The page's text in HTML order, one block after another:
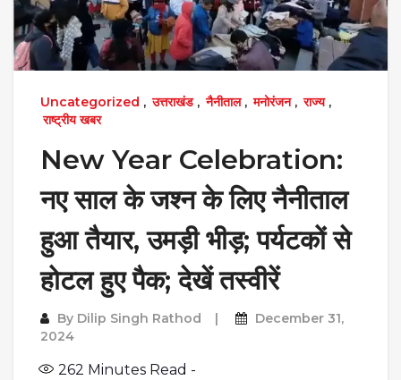
Uncategorized , उत्तराखंड, नैनीताल, मनोरंजन, राज्य,
राष्ट्रीय खबर
New Year Celebration:
नए साल के जश्न के लिए नैनीताल
हुआ तैयार, उमड़ी भीड़; पर्यटकों से
होटल हुए पैक; देखें तस्वीरें
By Dilip Singh Rathod
December 31,
2024
262 Minutes Read -